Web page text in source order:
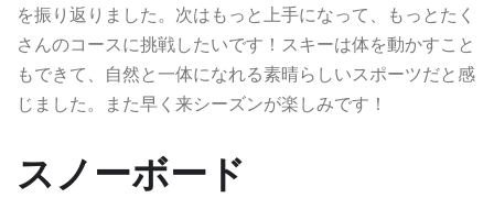
を振り返りました。次はもっと上手になって、もっとたく
さんのコースに挑戦したいです！スキーは体を動かすこと
もできて、自然と一体になれる素晴らしいスポーツだと感
じました。また早く来シーズンが楽しみです！
スノーボード